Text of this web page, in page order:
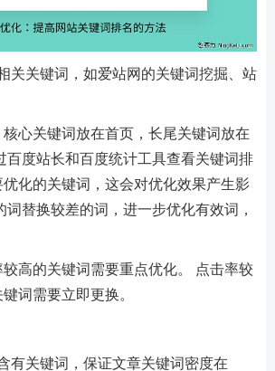
关关键词，如爱站网的关键词挖掘、站
心关键词放在首页，长尾关键词放在
百度站长和百度统计工具查看关键词排
化的关键词，这会对优化效果产生影
词替换较差的词，进一步优化有效词，
高的关键词需要重点优化。 点击率较
词需要立即更换。
有关键词，保证文章关键词密度在